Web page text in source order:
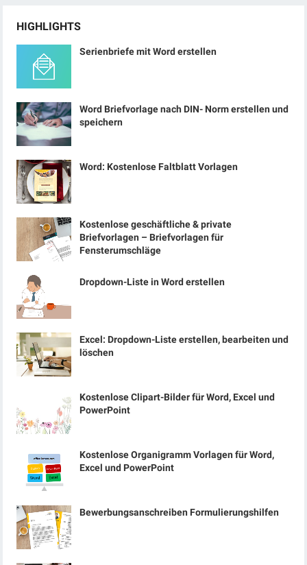
HIGHLIGHTS
Serienbriefe mit Word erstellen
Word Briefvorlage nach DIN- Norm erstellen und
speichern
Word: Kostenlose Faltblatt Vorlagen
Kostenlose geschäftliche & private
Briefvorlagen – Briefvorlagen für
Fensterumschläge
Dropdown-Liste in Word erstellen
Excel: Dropdown-Liste erstellen, bearbeiten und
löschen
Kostenlose Clipart-Bilder für Word, Excel und
PowerPoint
Kostenlose Organigramm Vorlagen für Word,
Excel und PowerPoint
Bewerbungsanschreiben Formulierungshilfen